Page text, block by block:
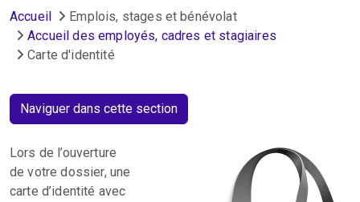
Fil d'Ariane
Accueil
Emplois, stages et bénévolat
Accueil des employés, cadres et stagiaires
Carte d'identité
Naviguer dans cette section
Lors de l’ouverture
de votre dossier, une
carte d’identité avec